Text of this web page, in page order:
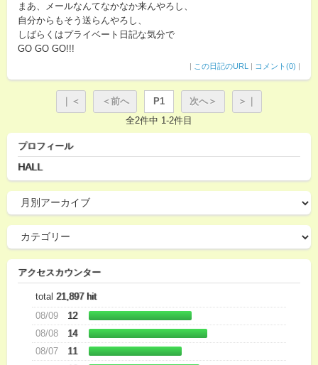
まあ、メールなんてなかなか来んやろし、
自分からもそう送らんやろし、
しばらくはプライベート日記な気分で
GO GO GO!!!
| この日記のURL | コメント(0) |
｜＜ ＜前へ P1 次へ＞
＞｜
全2件中 1-2件目
プロフィール
HALL
アクセスカウンター
total 21,897 hit
08/09
12
08/08
14
08/07
11